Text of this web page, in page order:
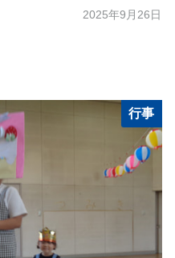
2025年9月26日
行事